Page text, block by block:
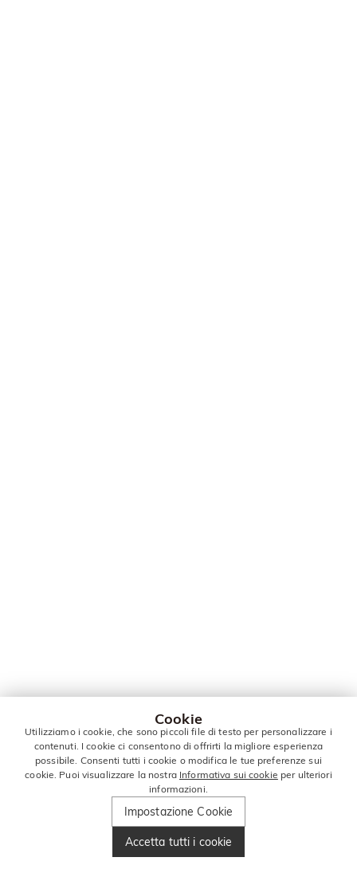
Cookie
Utilizziamo i cookie, che sono piccoli file di testo per personalizzare i
contenuti. I cookie ci consentono di offrirti la migliore esperienza
possibile. Consenti tutti i cookie o modifica le tue preferenze sui
cookie. Puoi visualizzare la nostra Informativa sui cookie per ulteriori
informazioni.
Impostazione Cookie
Accetta tutti i cookie